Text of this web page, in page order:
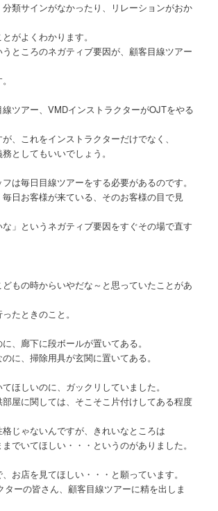
類サインがなかったり、リレーションがおか
がよくわかります。
ところのネガティブ要因が、顧客目線ツアー
ツアー、VMDインストラクターがOJTをやる
、これをインストラクターだけでなく、
としてもいいでしょう。
は毎日目線ツアーをする必要があるのです。
日お客様が来ている、そのお客様の目で見
な」というネガティブ要因をすぐその場で直す
もの時からいやだな～と思っていたことがあ
たときのこと。
、廊下に段ボールが置いてある。
に、掃除用具が玄関に置いてある。
ほしいのに、ガックリしていました。
部屋に関しては、そこそこ片付けしてある程度
じゃないんですが、きれいなところは
でいてほしい・・・というのがありました。
お店を見てほしい・・・と願っています。
ターの皆さん、顧客目線ツアーに精を出しま